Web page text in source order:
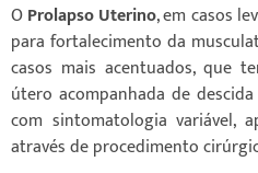
OProlapso Uterino, em casos
para fortalecimento da
casos mais acentuados, que
útero acompanhada de
com sintomatologia variável,
através de procedimento